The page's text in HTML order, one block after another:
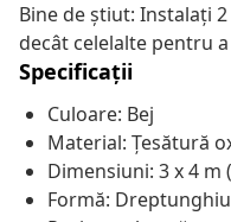
Bine de știut: Instalați
decât celelalte pentru
Specificații
Culoare: Bej
Material: Țesătură
Dimensiuni: 3 x 4 m
Formă: